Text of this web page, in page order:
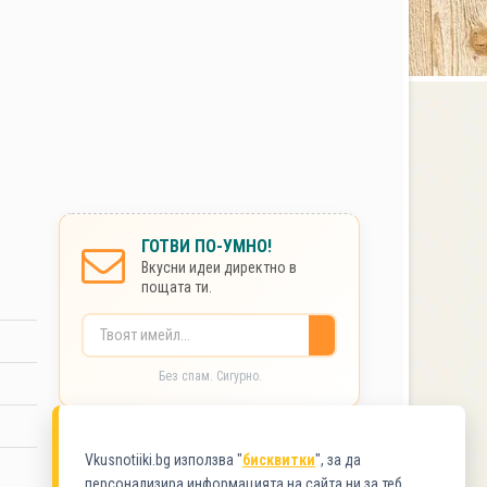
ГОТВИ ПО-УМНО!
Вкусни идеи директно в
пощата ти.
Без спам. Сигурно.
КАТЕГОРИИ
Vkusnotiiki.bg използва "бисквитки", за да